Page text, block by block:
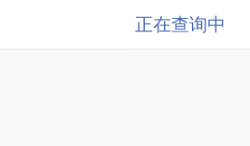
正在查询中